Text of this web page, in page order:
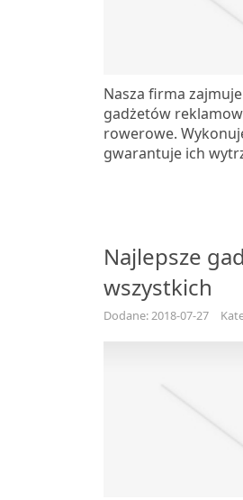
Nasza firma
gadżetów
rowerowe.
gwarantuje ich
Najlepsze
wszystkich
Dodane: 2018-07-27